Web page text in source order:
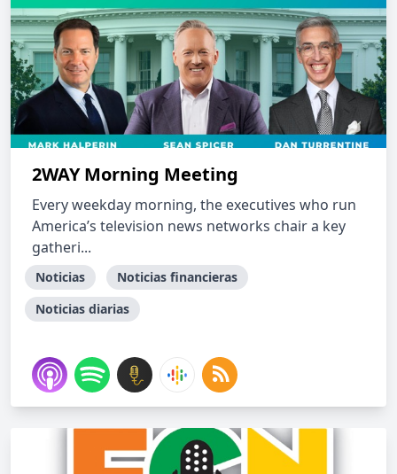
2WAY Morning Meeting
Every weekday morning, the executives who run
America’s television news networks chair a key
gatheri...
Noticias
Noticias financieras
Noticias diarias